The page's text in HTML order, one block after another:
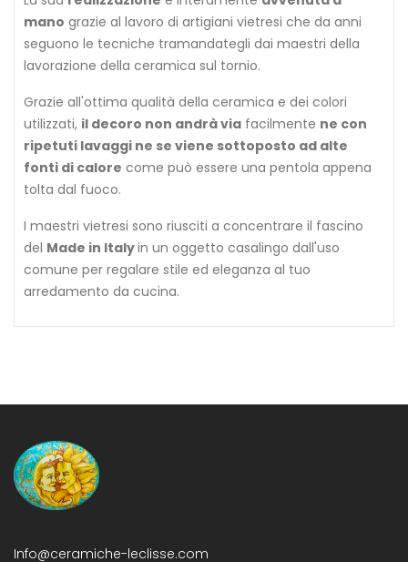
mano grazie al lavoro di artigiani vietresi che da anni
seguono le tecniche tramandategli dai maestri della
lavorazione della ceramica sul tornio.
Grazie all'ottima qualità della ceramica e dei colori
utilizzati, il decoro non andrà via facilmente ne con
ripetuti lavaggi ne se viene sottoposto ad alte
fonti di calore come può essere una pentola appena
tolta dal fuoco.
I maestri vietresi sono riusciti a concentrare il fascino
del Made in Italyin un oggetto casalingo dall'uso
comune per regalare stile ed eleganza al tuo
arredamento da cucina.
Info@ceramiche-leclisse.com